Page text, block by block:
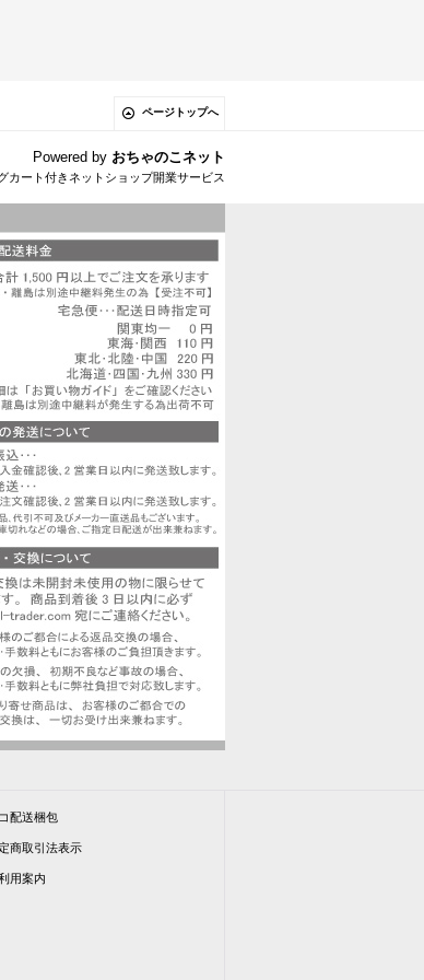
ページトップへ
Powered by おちゃのこネット
カート付きネットショップ開業サービス
配送梱包
商取引法表示
用案内